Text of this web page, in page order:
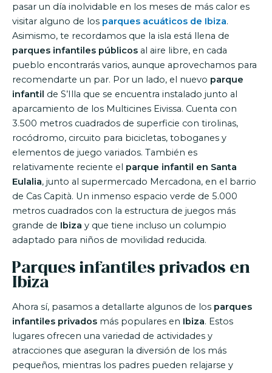
pasar un día inolvidable en los meses de más calor es
visitar alguno de los parques acuáticos de Ibiza.
Asimismo, te recordamos que la isla está llena de
parques infantiles públicos al aire libre, en cada
pueblo encontrarás varios, aunque aprovechamos para
recomendarte un par. Por un lado, el nuevo parque
infantil de S’Illa que se encuentra instalado junto al
aparcamiento de los Multicines Eivissa. Cuenta con
3.500 metros cuadrados de superficie con tirolinas,
rocódromo, circuito para bicicletas, toboganes y
elementos de juego variados. También es
relativamente reciente el parque infantil en Santa
Eulalia, junto al supermercado Mercadona, en el barrio
de Cas Capità. Un inmenso espacio verde de 5.000
metros cuadrados con la estructura de juegos más
grande de Ibiza y que tiene incluso un columpio
adaptado para niños de movilidad reducida.
Parques infantiles privados en
Ibiza
Ahora sí, pasamos a detallarte algunos de los parques
infantiles privados más populares en Ibiza. Estos
lugares ofrecen una variedad de actividades y
atracciones que aseguran la diversión de los más
pequeños, mientras los padres pueden relajarse y